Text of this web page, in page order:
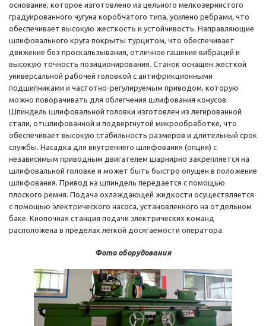
основание, которое изготовлено из цельного мелкозернистого
градуированного чугуна коробчатого типа, усилено ребрами, что
обеспечивает высокую жесткость и устойчивость. Направляющие
шлифовального круга покрыты турцитом, что обеспечивает
движение без проскальзывания, отличное гашение вибраций и
высокую точность позиционирования. Станок оснащен жесткой
универсальной рабочей головкой с антифрикционными
подшипниками и частотно-регулируемым приводом, которую
можно поворачивать для облегчения шлифования конусов.
Шпиндель шлифовальной головки изготовлен из легированной
стали, отшлифованной и подвергнутой микрообработке, что
обеспечивает высокую стабильность размеров и длительный срок
службы. Насадка для внутреннего шлифования (опция) с
независимым приводным двигателем шарнирно закрепляется на
шлифовальной головке и может быть быстро опущен в положение
шлифования. Привод на шпиндель передается с помощью
плоского ремня. Подача охлаждающей жидкости осуществляется
с помощью электрического насоса, установленного на отдельном
баке. Кнопочная станция подачи электрических команд
расположена в пределах легкой досягаемости оператора.
Фото оборудования